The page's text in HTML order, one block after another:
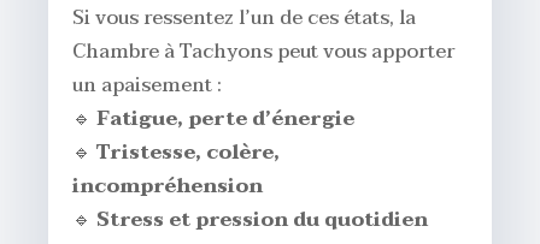
Si vous ressentez l’un de ces états, la
Chambre à Tachyons peut vous apporter
un apaisement :
🔹Fatigue, perte d’énergie
🔹Tristesse, colère,
incompréhension
🔹 Stress et pression du quotidien